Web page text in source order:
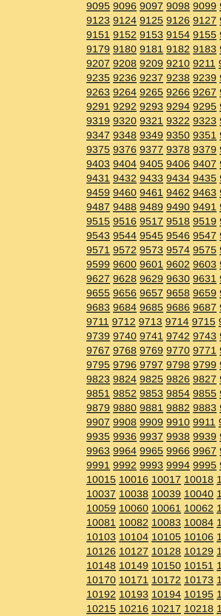
9095 9096 9097 9098 9099
9123 9124 9125 9126 9127
9151 9152 9153 9154 9155
9179 9180 9181 9182 9183
9207 9208 9209 9210 9211
9235 9236 9237 9238 9239
9263 9264 9265 9266 9267
9291 9292 9293 9294 9295
9319 9320 9321 9322 9323
9347 9348 9349 9350 9351
9375 9376 9377 9378 9379
9403 9404 9405 9406 9407
9431 9432 9433 9434 9435
9459 9460 9461 9462 9463
9487 9488 9489 9490 9491
9515 9516 9517 9518 9519
9543 9544 9545 9546 9547
9571 9572 9573 9574 9575
9599 9600 9601 9602 9603
9627 9628 9629 9630 9631
9655 9656 9657 9658 9659
9683 9684 9685 9686 9687
9711 9712 9713 9714 9715
9739 9740 9741 9742 9743
9767 9768 9769 9770 9771
9795 9796 9797 9798 9799
9823 9824 9825 9826 9827
9851 9852 9853 9854 9855
9879 9880 9881 9882 9883
9907 9908 9909 9910 9911
9935 9936 9937 9938 9939
9963 9964 9965 9966 9967
9991 9992 9993 9994 9995
10015 10016 10017 10018
10037 10038 10039 10040
10059 10060 10061 10062
10081 10082 10083 10084
10103 10104 10105 10106
10126 10127 10128 10129
10148 10149 10150 10151
10170 10171 10172 10173
10192 10193 10194 10195
10215 10216 10217 10218